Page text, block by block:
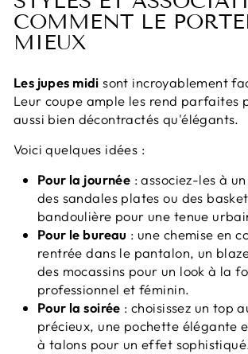
COMMENT LE
MIEUX
Les jupes midi sont incroyablement
Leur coupe ample les rend parfaites
aussi bien décontractés qu'élégants.
Voici quelques idées :
Pour la journée : associez-les à
des sandales plates ou des
bandoulière pour une tenue
Pour le bureau : une chemise en
rentrée dans le pantalon, un
des mocassins pour un look à la
professionnel et féminin.
Pour la soirée : choisissez un top
précieux, une pochette élégante
à talons pour un effet sophistiqué.